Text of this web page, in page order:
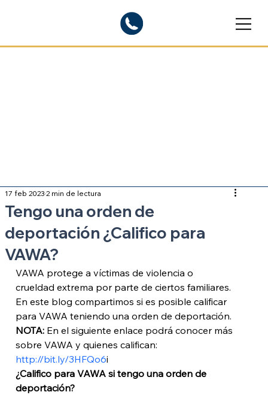
Tengo una orden de
deportación ¿Califico para
VAWA?
17 feb 20232 min de lectura
VAWA protege a víctimas de violencia o
crueldad extrema por parte de ciertos familiares.
En este blog compartimos si es posible calificar
para VAWA teniendo una orden de deportación.
NOTA: En el siguiente enlace podrá conocer más
sobre VAWA y quienes califican:
http://bit.ly/3HFQo6i
¿Califico para VAWA si tengo una orden de
deportación?